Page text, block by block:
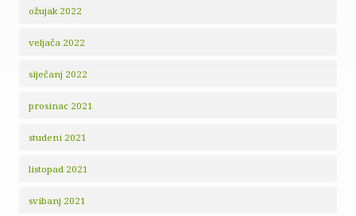
ožujak 2022
veljača 2022
siječanj 2022
prosinac 2021
studeni 2021
listopad 2021
svibanj 2021